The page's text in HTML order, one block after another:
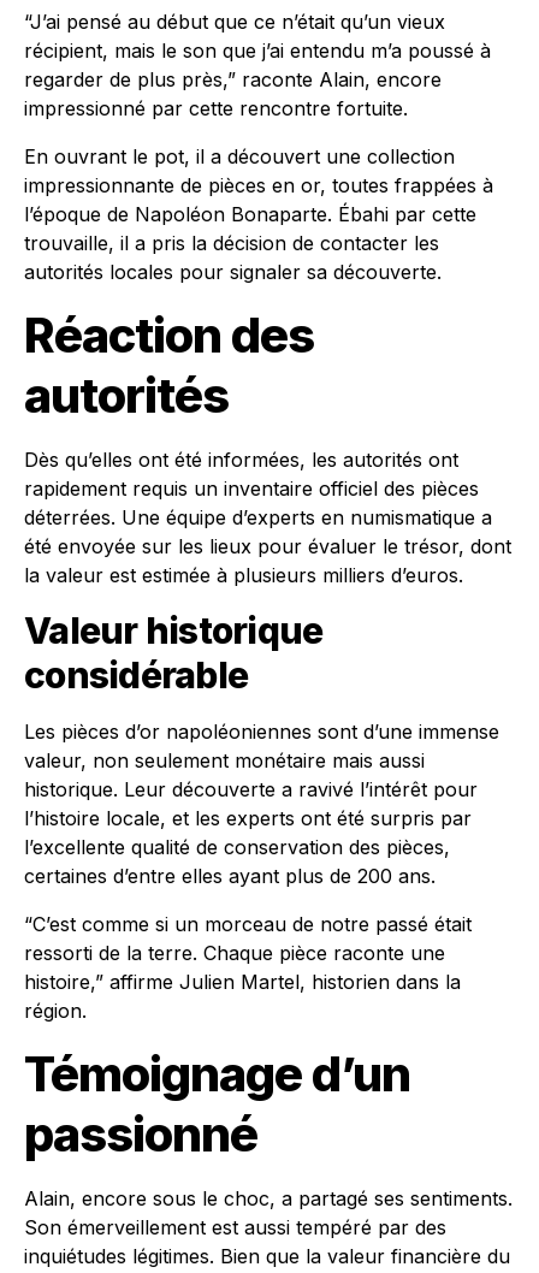
“J’ai pensé au début que ce n’était qu’un vieux
récipient, mais le son que j’ai entendu m’a poussé à
regarder de plus près,” raconte Alain, encore
impressionné par cette rencontre fortuite.
En ouvrant le pot, il a découvert une collection
impressionnante de pièces en or, toutes frappées à
l’époque de Napoléon Bonaparte. Ébahi par cette
trouvaille, il a pris la décision de contacter les
autorités locales pour signaler sa découverte.
Réaction des
autorités
Dès qu’elles ont été informées, les autorités ont
rapidement requis un inventaire officiel des pièces
déterrées. Une équipe d’experts en numismatique a
été envoyée sur les lieux pour évaluer le trésor, dont
la valeur est estimée à plusieurs milliers d’euros.
Valeur historique
considérable
Les pièces d’or napoléoniennes sont d’une immense
valeur, non seulement monétaire mais aussi
historique. Leur découverte a ravivé l’intérêt pour
l’histoire locale, et les experts ont été surpris par
l’excellente qualité de conservation des pièces,
certaines d’entre elles ayant plus de 200 ans.
“C’est comme si un morceau de notre passé était
ressorti de la terre. Chaque pièce raconte une
histoire,” affirme Julien Martel, historien dans la
région.
Témoignage d’un
passionné
Alain, encore sous le choc, a partagé ses sentiments.
Son émerveillement est aussi tempéré par des
inquiétudes légitimes. Bien que la valeur financière du